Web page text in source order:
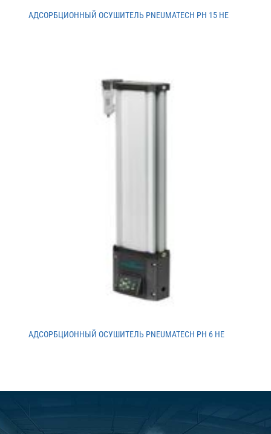
АДСОРБЦИОННЫЙ ОСУШИТЕЛЬ PNEUMATECH PH 15 HE
АДСОРБЦИОННЫЙ ОСУШИТЕЛЬ PNEUMATECH PH 6 HE